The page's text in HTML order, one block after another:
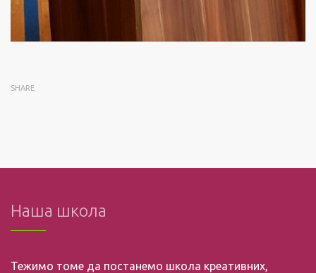
SHARE
Наша школа
Тежимо томе да постанемо школа креативних,